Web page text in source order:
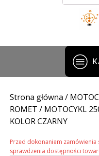
Strona główna /
ROMET / MOTOCYKL
KOLOR CZARNY
Przed dokonaniem zamówienia
sprawdzenia dostępności